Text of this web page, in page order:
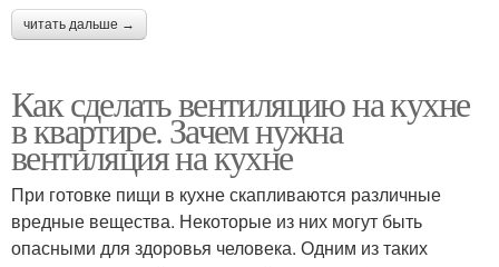
читать дальше →
Как сделать вентиляцию на кухне
в квартире. Зачем нужна
вентиляция на кухне
При готовке пищи в кухне скапливаются различные
вредные вещества. Некоторые из них могут быть
опасными для здоровья человека. Одним из таких